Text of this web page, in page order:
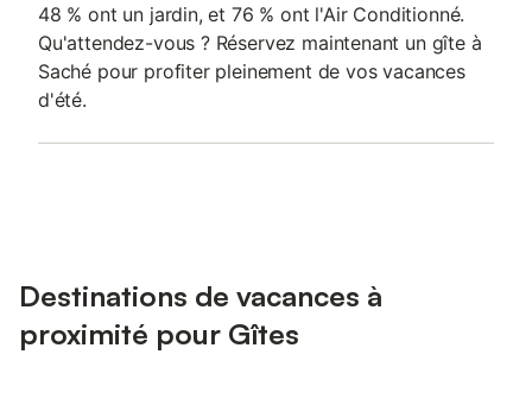
48 % ont un jardin, et 76 % ont l'Air Conditionné.
Qu'attendez-vous ? Réservez maintenant un gîte à
Saché pour profiter pleinement de vos vacances
d'été.
Destinations de vacances à
proximité pour Gîtes